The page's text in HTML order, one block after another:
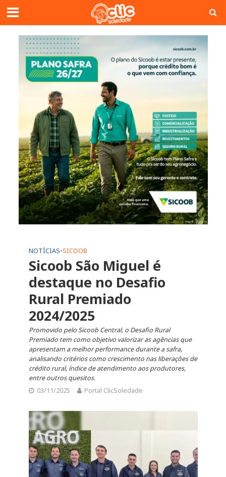
NOTÍCIAS•SICOOB
Sicoob São Miguel é
destaque no Desafio
Rural Premiado
2024/2025
Promovido pelo Sicoob Central, o Desafio Rural
Premiado tem como objetivo valorizar as agências que
apresentam a melhor performance durante a safra,
analisando critérios como crescimento nas liberações de
crédito rural, índice de atendimento aos produtores,
entre outros quesitos.
03/11/2025
Portal ClicSoledade